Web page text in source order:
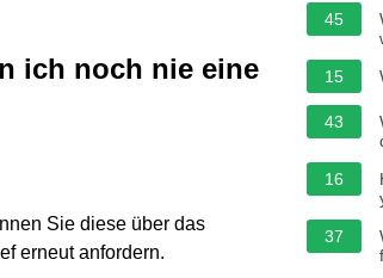
ich noch nie eine
Sie diese über das
erneut anfordern.
45
15
43
16
37